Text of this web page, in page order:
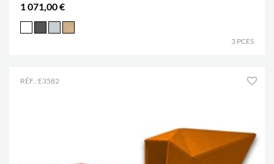
1 071,00 €
3 PCES
RÉF.: E3582